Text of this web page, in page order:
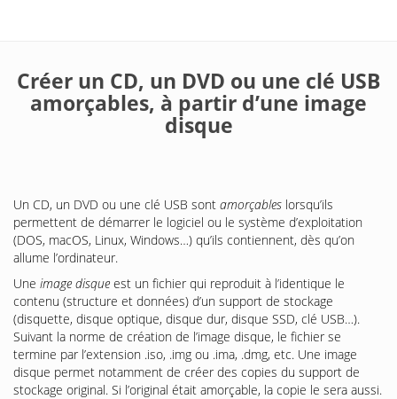
Créer un CD, un DVD ou une clé USB
amorçables, à partir d’une image
disque
Un CD, un DVD ou une clé USB sont amorçables lorsqu’ils
permettent de démarrer le logiciel ou le système d’exploitation
(DOS, macOS, Linux, Windows…) qu’ils contiennent, dès qu’on
allume l’ordinateur.
Une image disque est un fichier qui reproduit à l’identique le
contenu (structure et données) d’un support de stockage
(disquette, disque optique, disque dur, disque SSD, clé USB…).
Suivant la norme de création de l’image disque, le fichier se
termine par l’extension .iso, .img ou .ima, .dmg, etc. Une image
disque permet notamment de créer des copies du support de
stockage original. Si l’original était amorçable, la copie le sera aussi.